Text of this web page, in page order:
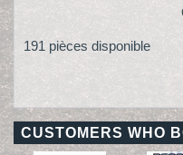
191 pièces disponible
CUSTOMERS WHO